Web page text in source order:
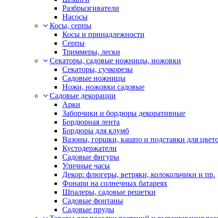
Разбрызгиватели
Насосы
Косы, серпы
Косы и принадлежности
Серпы
Триммеры, лески
Секаторы, садовые ножницы, ножовки
Секаторы, сучкорезы
Садовые ножницы
Ножи, ножовки садовые
Садовые декорации
Арки
Заборчики и бордюры декоративные
Бордюрная лента
Бордюры для клумб
Вазоны, горшки, кашпо и подставки для
Кустодержатели
Садовые фигуры
Уличные часы
Декор: флюгеры, ветряки, колокольчики и пр.
Фонари на солнечных батареях
Шпалеры, садовые решетки
Садовые фонтаны
Садовые пруды